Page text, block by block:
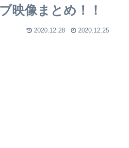
映像まとめ！！
2020.12.28 2020.12.25